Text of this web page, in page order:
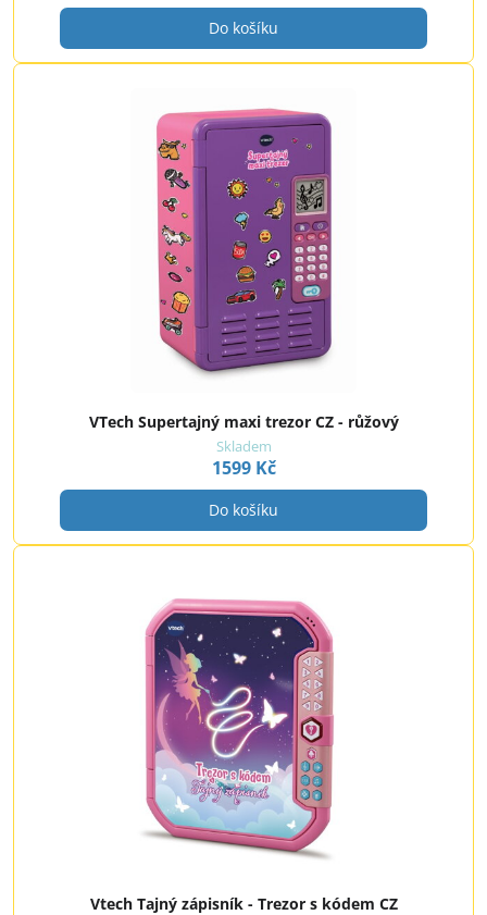
Do košíku
VTech Supertajný maxi trezor CZ - růžový
Skladem
1599 Kč
Do košíku
Vtech Tajný zápisník - Trezor s kódem CZ